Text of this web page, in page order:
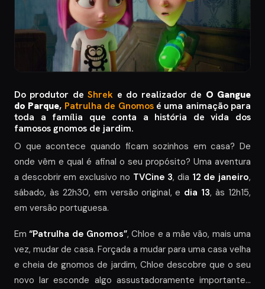
Do produtor deShrek e do realizador de O Gangue
do Parque, Patrulha de Gnomosé uma animação para
toda a família que conta a história de vida dos
famosos gnomos de jardim.
O que acontece quando ficam sozinhos em casa? De
onde vêm e qual é afinal o seu propósito? Uma aventura
a descobrir em exclusivo no TVCine 3, dia 12 de janeiro,
sábado, às 22h30, em versão original, e dia 13, às 12h15,
em versão portuguesa.
Em“Patrulha de Gnomos”, Chloe e a mãe vão, mais uma
vez, mudar de casa. Forçada a mudar para uma casa velha
e cheia de gnomos de jardim, Chloe descobre que o seu
novo lar esconde algo assustadoramente importante…